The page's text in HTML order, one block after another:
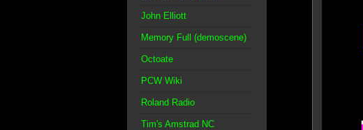
John Elliott
Memory Full (demoscene)
Octoate
PCW Wiki
Roland Radio
Tim's Amstrad NC